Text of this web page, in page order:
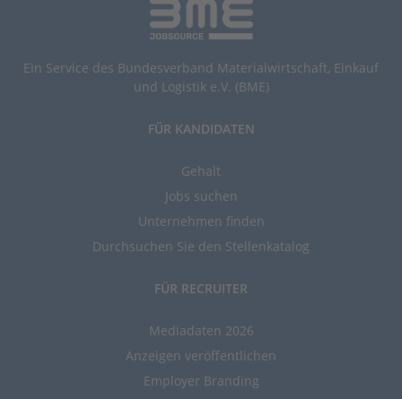
Ein Service des Bundesverband Materialwirtschaft, Einkauf
und Logistik e.V. (BME)
FÜR KANDIDATEN
Gehalt
Jobs suchen
Unternehmen finden
Durchsuchen Sie den Stellenkatalog
FÜR RECRUITER
Mediadaten 2026
Anzeigen veröffentlichen
Employer Branding